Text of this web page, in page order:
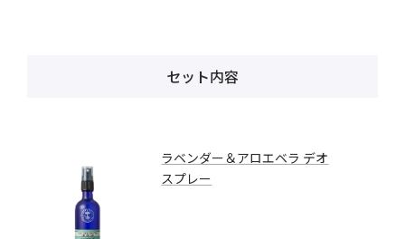
セット内容
ラベンダー＆アロエベラ デオ
スプレー